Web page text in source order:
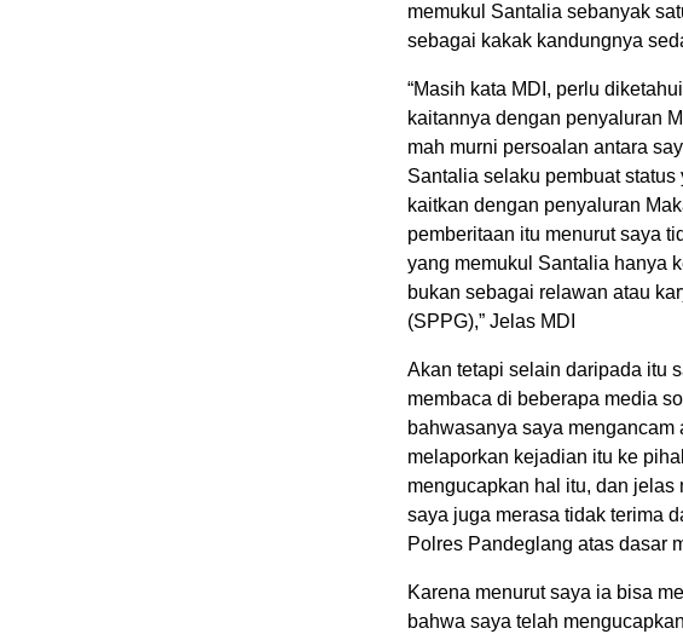
memukul Santalia sebanyak
sebagai kakak kandungnya
“Masih kata MDI, perlu
kaitannya dengan penyaluran
mah murni persoalan antara
Santalia selaku pembuat
kaitkan dengan penyaluran
pemberitaan itu menurut saya
yang memukul Santalia hanya
bukan sebagai relawan atau
(SPPG),” Jelas MDI
Akan tetapi selain daripada itu
membaca di beberapa media
bahwasanya saya
melaporkan kejadian itu ke
mengucapkan hal itu, dan jelas
saya juga merasa tidak terima
Polres Pandeglang atas dasar
Karena menurut saya ia bisa
bahwa saya telah